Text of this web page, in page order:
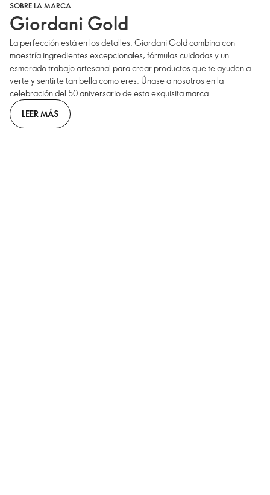
SOBRE LA MARCA
Giordani Gold
La perfección está en los detalles. Giordani Gold combina con
maestría ingredientes excepcionales, fórmulas cuidadas y un
esmerado trabajo artesanal para crear productos que te ayuden a
verte y sentirte tan bella como eres. Únase a nosotros en la
celebración del 50 aniversario de esta exquisita marca.
LEER MÁS